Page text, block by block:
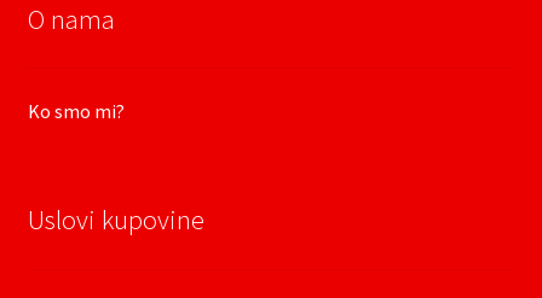
O nama
Ko smo mi?
Uslovi kupovine